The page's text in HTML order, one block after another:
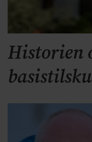
Historien